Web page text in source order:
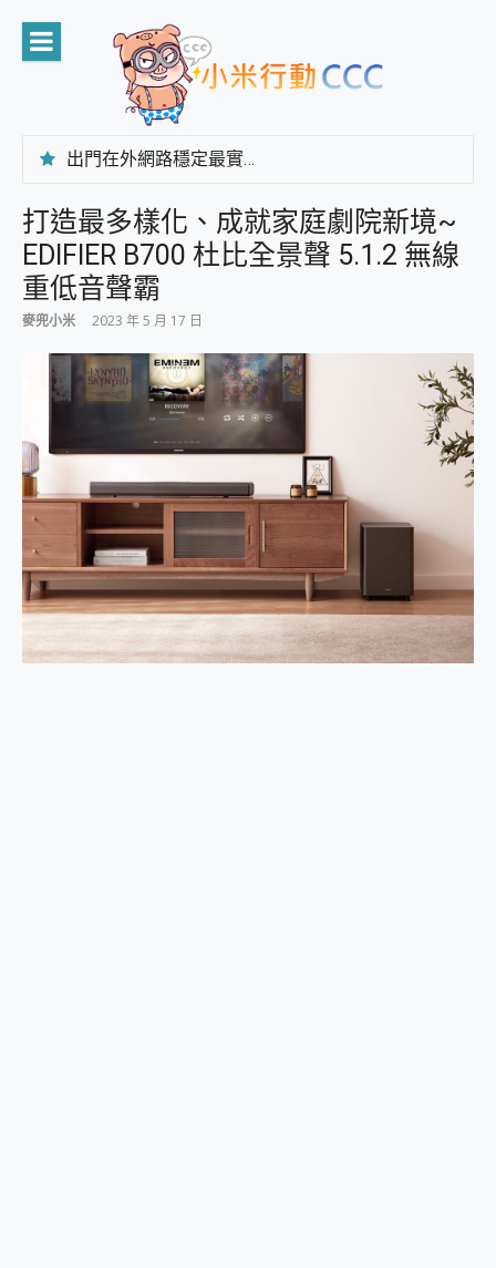
content
出門在外網路穩定最實在 「台灣大哥大」榮獲 4G/5G 在線率全球 NO.3 全台第一與全台六冠王實測心得，走到哪順到哪！
CP 值天花板~ Bongcom BS5 足球君開箱~ 短焦投影機 3千元就能擁有！ 折扣碼在這～
專為 PC上的 XBOX和掌機設計的 FireCuda X1070 SSD 固態硬碟開箱 評測
台灣製攝影機在這裡，100%全無線設計 SpotCam Solo Eco 太陽能防水雲端攝影機 SpotCam Solo 3 2.5K高畫質戶外攝影機 開箱 評測
AI 支付 一錶搞定大小事 Xiaomi Watch 5 開箱 評測
超驚艷 讓人一眼就愛上 LENOVO 聯想 Yoga Book 9 14吋 AI輕薄筆電 開箱 評測
美到讓人超想擁有 moto pad 60 系列 與 Moto | Swarovski razr 60 冰藍限定版本 開箱 評測
好用的 EaseUS Partition Master 讓您輕鬆的移除與格式化有防寫保護的隨身碟或SD卡
一鍵修復模糊影片、舊照的 AI 好幫手! VideoProc Converter AI 新版全解析 × 年末優惠，一篇全看懂
外型超吸晴~ 給您絕佳操控體驗 GravaStar Mercury K1 系列 異星機械鍵盤與 Mercury X 系列 輕量無線電競滑鼠 開箱 評測
開箱~變身「蜘蛛人」椅子軍師！MSI MPG 491CQP QD-OLED 超寬曲面電競螢幕，多工辦公、爽度滿滿的終極桌面體驗
iPhone 17 系列 有認證的防護來囉！ imos 首家導入 UL MCV 行銷宣告驗證的手機配件品牌
DJI Osmo Pocket 3 爽爽帶回家 歡慶 EaseUS 21 週年到來，「Slogan 海報徵稿活動」好康大放送
小巧好吸不擋鏡頭 有Qi2認證的 ONPRO MagReact MXs2 5000mAh薄型磁吸無線急速行動電源 開箱 評測
會走動的冷暖氣 SONY REON POCKET PRO 穿戴式智慧冷暖調溫裝置 開箱 評測
寶可夢飛人外掛iToolab AnyGo全新升級，GO Fest 五折優惠嗨翻天！支援 iOS/Android！
百倍變焦實測~ vivo X200 Pro 與 S25 Ultra 誰能滿足全場景拍攝需求？
打造最多樣化、成就家庭劇院新境~
EDIFIER B700 杜比全景聲 5.1.2 無線
重低音聲霸
麥兜小米 2023 年 5 月 17 日